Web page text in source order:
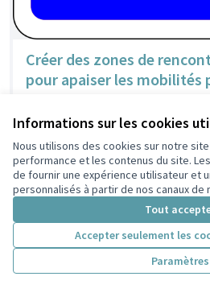
Informations sur les cookies
Nous utilisons des cookies sur notre
performance et les contenus du site.
de fournir une expérience utilisateur et
personnalisés à partir de nos canaux de
Tout
Accepter seulement les
Paramètres
Créer des zones de
pour apaiser les mobilités
Lamfou 2 0